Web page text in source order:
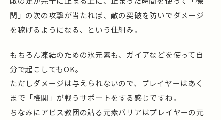
関」の次の攻撃が当たれば、敵の突破を防いでダメージ
を稼げるようになる、という仕組み。
もちろん凍結のための氷元素も、ガイアなどを使って自
分で起こしてもOK。
ただしダメージは与えられないので、プレイヤーはあく
まで「機関」が戦うサポートをする感じですね。
ちなみにアビス教団の貼る元素バリアはプレイヤーの元